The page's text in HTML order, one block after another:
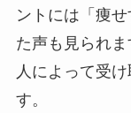
ントには「痩
た声も見られま
人によって受
す。